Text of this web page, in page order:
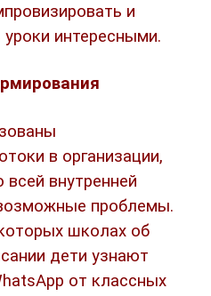
и
интересными.
в организации,
всей внутренней
проблемы.
школах об
дети узнают
от классных